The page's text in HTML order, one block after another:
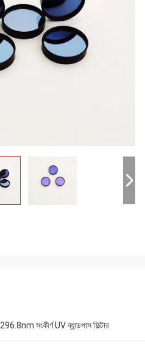
296.8nm সংকীর্ণ UV ব্যান্ডপাস ফিল্টার